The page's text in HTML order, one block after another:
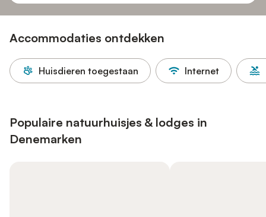
Accommodaties ontdekken
Huisdieren toegestaan Internet
Populaire natuurhuisjes & lodges in
Denemarken